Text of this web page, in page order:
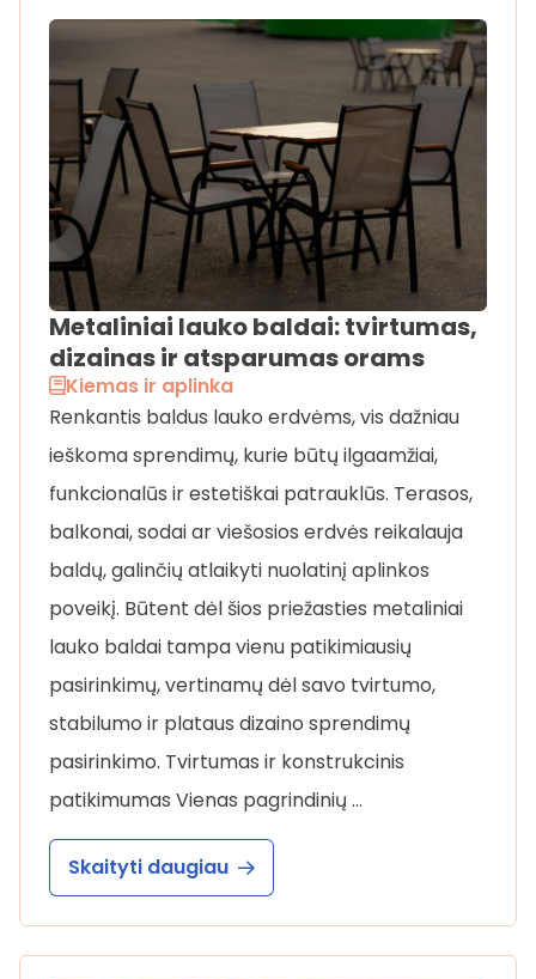
Metaliniai lauko baldai: tvirtumas,
dizainas ir atsparumas orams
Kiemas ir aplinka
Renkantis baldus lauko erdvėms, vis dažniau
ieškoma sprendimų, kurie būtų ilgaamžiai,
funkcionalūs ir estetiškai patrauklūs. Terasos,
balkonai, sodai ar viešosios erdvės reikalauja
baldų, galinčių atlaikyti nuolatinį aplinkos
poveikį. Būtent dėl šios priežasties metaliniai
lauko baldai tampa vienu patikimiausių
pasirinkimų, vertinamų dėl savo tvirtumo,
stabilumo ir plataus dizaino sprendimų
pasirinkimo. Tvirtumas ir konstrukcinis
patikimumas Vienas pagrindinių …
Skaityti daugiau